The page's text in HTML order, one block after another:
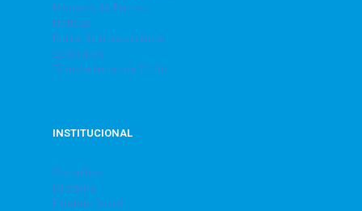
Modelos de Termos
Notícias
Portal da transparência
Quiosques
Transferências de Título
INSTITUCIONAL
Conselhos
Diretoria
Estatuto Social